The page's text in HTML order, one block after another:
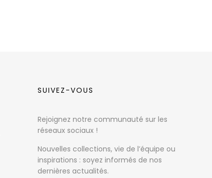
SUIVEZ-VOUS
Rejoignez notre communauté sur les
réseaux sociaux !
Nouvelles collections, vie de l’équipe ou
inspirations : soyez informés de nos
dernières actualités.